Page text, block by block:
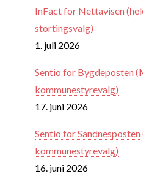
InFact for Nettavisen
stortingsvalg)
1. juli 2026
Sentio for Bygdeposten
kommunestyrevalg)
17. juni 2026
Sentio for Sandnesposten
kommunestyrevalg)
16. juni 2026